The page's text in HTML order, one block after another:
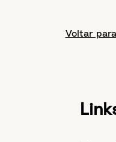
Voltar